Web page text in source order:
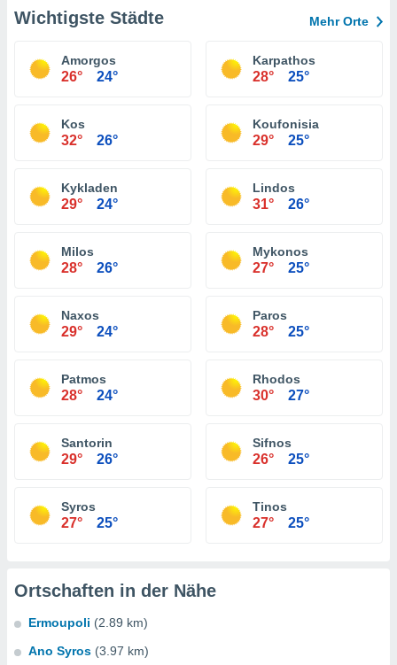
Wichtigste Städte Mehr Orte
Amorgos
26° 24°
Karpathos
28° 25°
Kos
32° 26°
Koufonisia
29° 25°
Kykladen
29° 24°
Lindos
31° 26°
Milos
28° 26°
Mykonos
27° 25°
Naxos
29° 24°
Paros
28° 25°
Patmos
28° 24°
Rhodos
30° 27°
Santorin
29° 26°
Sifnos
26° 25°
Syros
27° 25°
Tinos
27° 25°
Ortschaften in der Nähe
Ermoupoli (2.89 km)
Ano Syros (3.97 km)